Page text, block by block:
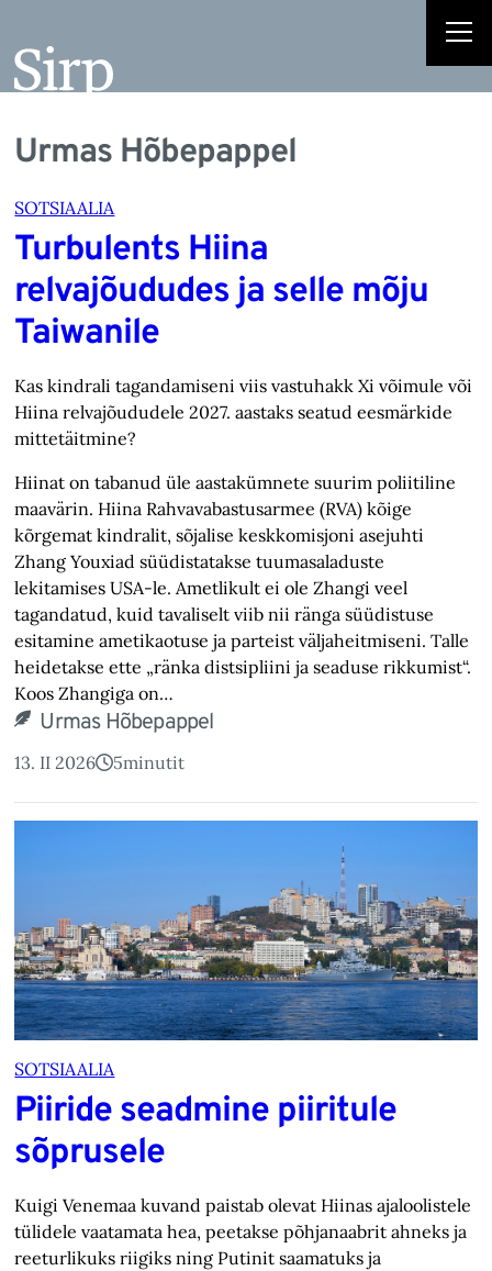
Urmas Hõbepappel
SOTSIAALIA
Turbulents Hiina
relvajõududes ja selle mõju
Taiwanile
Kas kindrali tagandamiseni viis vastuhakk Xi võimule või
Hiina relvajõududele 2027. aastaks seatud eesmärkide
mittetäitmine?
Hiinat on tabanud üle aastakümnete suurim poliitiline
maavärin. Hiina Rahva­vabastusarmee (RVA) kõige
kõrgemat kindralit, sõjalise keskkomisjoni asejuhti
Zhang Youxiad süüdistatakse tuumasaladuste
lekitamises USA-le. Ametlikult ei ole Zhangi veel
tagandatud, kuid tavaliselt viib nii ränga süüdistuse
esitamine ametikaotuse ja parteist väljaheitmiseni. Talle
heidetakse ette „ränka distsipliini ja seaduse rikkumist“.
Koos Zhangiga on…
Urmas Hõbepappel
13. II 2026 5minutit
SOTSIAALIA
Piiride seadmine piiritule
sõprusele
Kuigi Venemaa kuvand paistab olevat Hiinas ajaloolistele
tülidele vaatamata hea, peetakse põhjanaabrit ahneks ja
reeturlikuks riigiks ning Putinit saamatuks ja